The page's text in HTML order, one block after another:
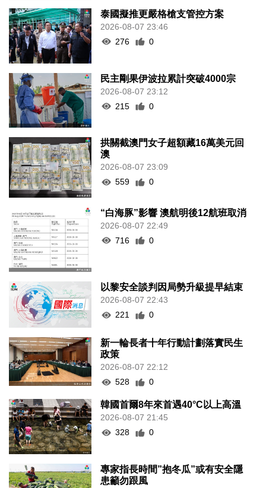
泰國擬推更嚴格槍支管控方案
2026-08-07 23:46
276
0
民主剛果伊波拉累計突破4000宗
2026-08-07 23:12
215
0
拱關截澳門女子超額藏16萬美元回
澳
2026-08-07 23:09
559
0
“白海豚”影響 澳航明後12航班取消
2026-08-07 22:49
716
0
以黎安全談判因局勢升級提早結束
2026-08-07 22:43
221
0
新一輪長者十年行動計劃落實民生
政策
2026-08-07 22:12
528
0
韓國首爾8年來首遇40°C以上高溫
2026-08-07 21:45
328
0
專家指長時間”抱冬瓜”或有安全隱
患籲勿跟風